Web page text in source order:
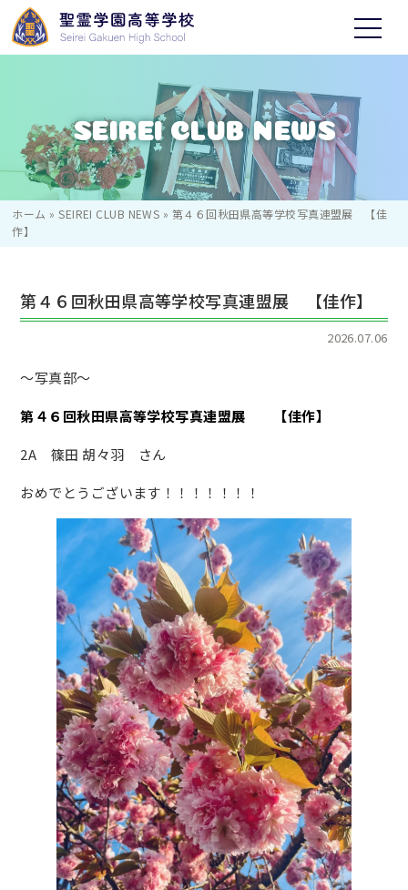
SEIREI CLUB NEWS
ホーム »SEIREI CLUB NEWS » 第４６回秋田県高等学校写真連盟展 【佳
作】
第４６回秋田県高等学校写真連盟展 【佳作】
2026.07.06
～写真部～
第４６回秋田県高等学校写真連盟展 【佳作】
2A 篠田 胡々羽 さん
おめでとうございます！！！！！！！